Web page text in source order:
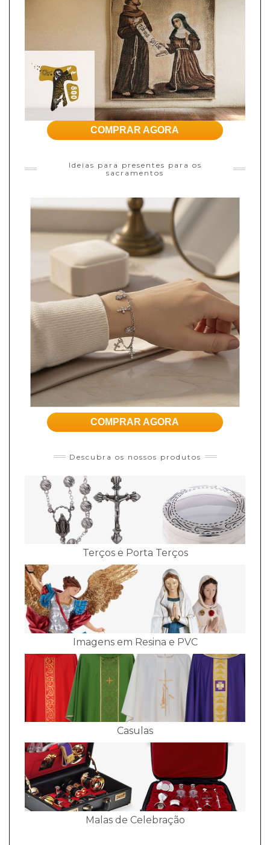
COMPRAR AGORA
Ideias para presentes para os
sacramentos
COMPRAR AGORA
Descubra os nossos produtos
Terços e Porta Terços
Imagens em Resina e PVC
Casulas
Malas de Celebração